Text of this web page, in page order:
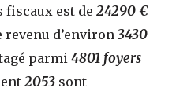
fiscaux est de24290 €
d’environ 3430
parmi4801 foyers
2053 sont